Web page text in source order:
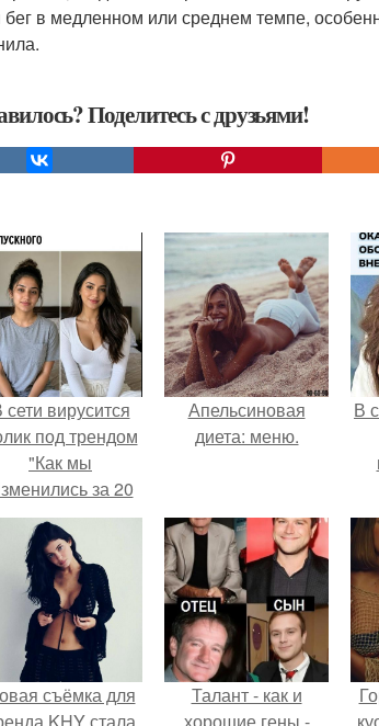
в медленном или среднем темпе,
Поделитесь с друзьями!
сети вирусится
под трендом
"Как мы
за 20
лет".
Апельсиновая
диета: меню.
В
съёмка для
Талант - как и